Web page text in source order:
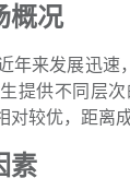
概况
年来发展迅
提供不同层
对较优，距离
素